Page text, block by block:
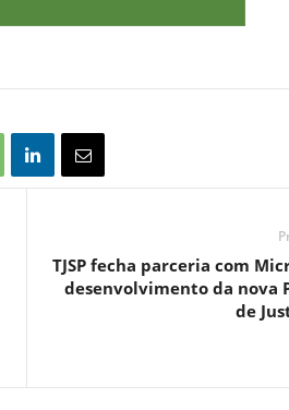
TJSP fecha parceria com
desenvolvimento da nova
de